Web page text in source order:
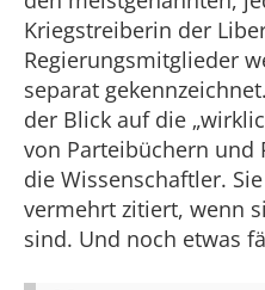
Kriegstreiberin der
Regierungsmitglieder
separat
der Blick auf die
von Parteibüchern und
die Wissenschaftler.
vermehrt zitiert, wenn
sind. Und noch etwas